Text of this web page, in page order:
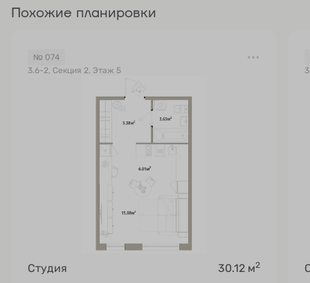
Похожие планировки
№ 074
3.6-2, Секция 2, Этаж 5
Студия 30.12 м2